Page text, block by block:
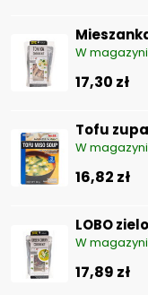
W
17,30 zł
Tofu
W
16,82 zł
LOBO
W
17,89 zł